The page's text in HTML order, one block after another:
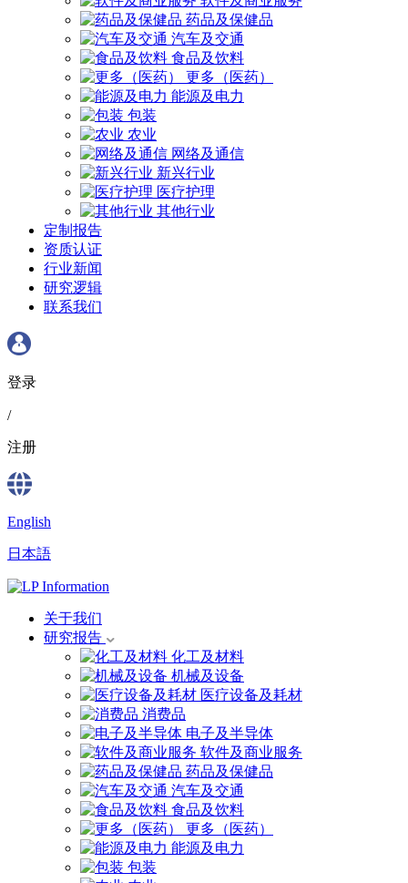
药品及保健品
汽车及交通
食品及饮料
更多（医药）
能源及电力
包装
农业
网络及通信
新兴行业
医疗护理
其他行业
定制报告
资质认证
行业新闻
研究逻辑
联系我们
登录
/
注册
English
日本語
关于我们
研究报告
化工及材料
机械及设备
医疗设备及耗材
消费品
电子及半导体
软件及商业服务
药品及保健品
汽车及交通
食品及饮料
更多（医药）
能源及电力
包装